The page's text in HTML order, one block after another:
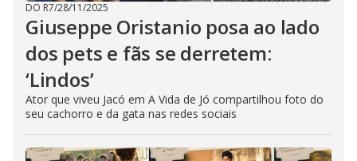
DO R7/28/11/2025
Giuseppe Oristanio posa ao lado
dos pets e fãs se derretem:
‘Lindos’
Ator que viveu Jacó em A Vida de Jó compartilhou foto do
seu cachorro e da gata nas redes sociais